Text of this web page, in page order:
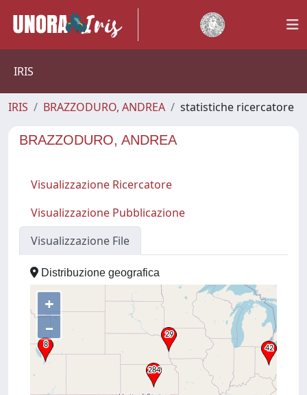
IRIS
IRIS BRAZZODURO, ANDREA statistiche ricercatore
BRAZZODURO, ANDREA
Visualizzazione Ricercatore
Visualizzazione Pubblicazione
Visualizzazione File
Distribuzione geografica
+
–